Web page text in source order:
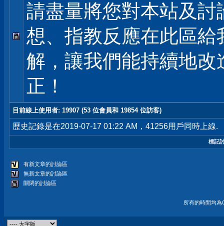
請盡量將您對本站及討
想、指教反應在此區給
解，讓我們能持續地改
正！
目前線上使用者: 19907 (53 位會員和 19854 位訪客)
歷史記錄是在2019-07-17 01:22 AM，41256用戶同時上線.
標記
有新文章的討論區
無新文章的討論區
關閉的討論區
所有的時間均為